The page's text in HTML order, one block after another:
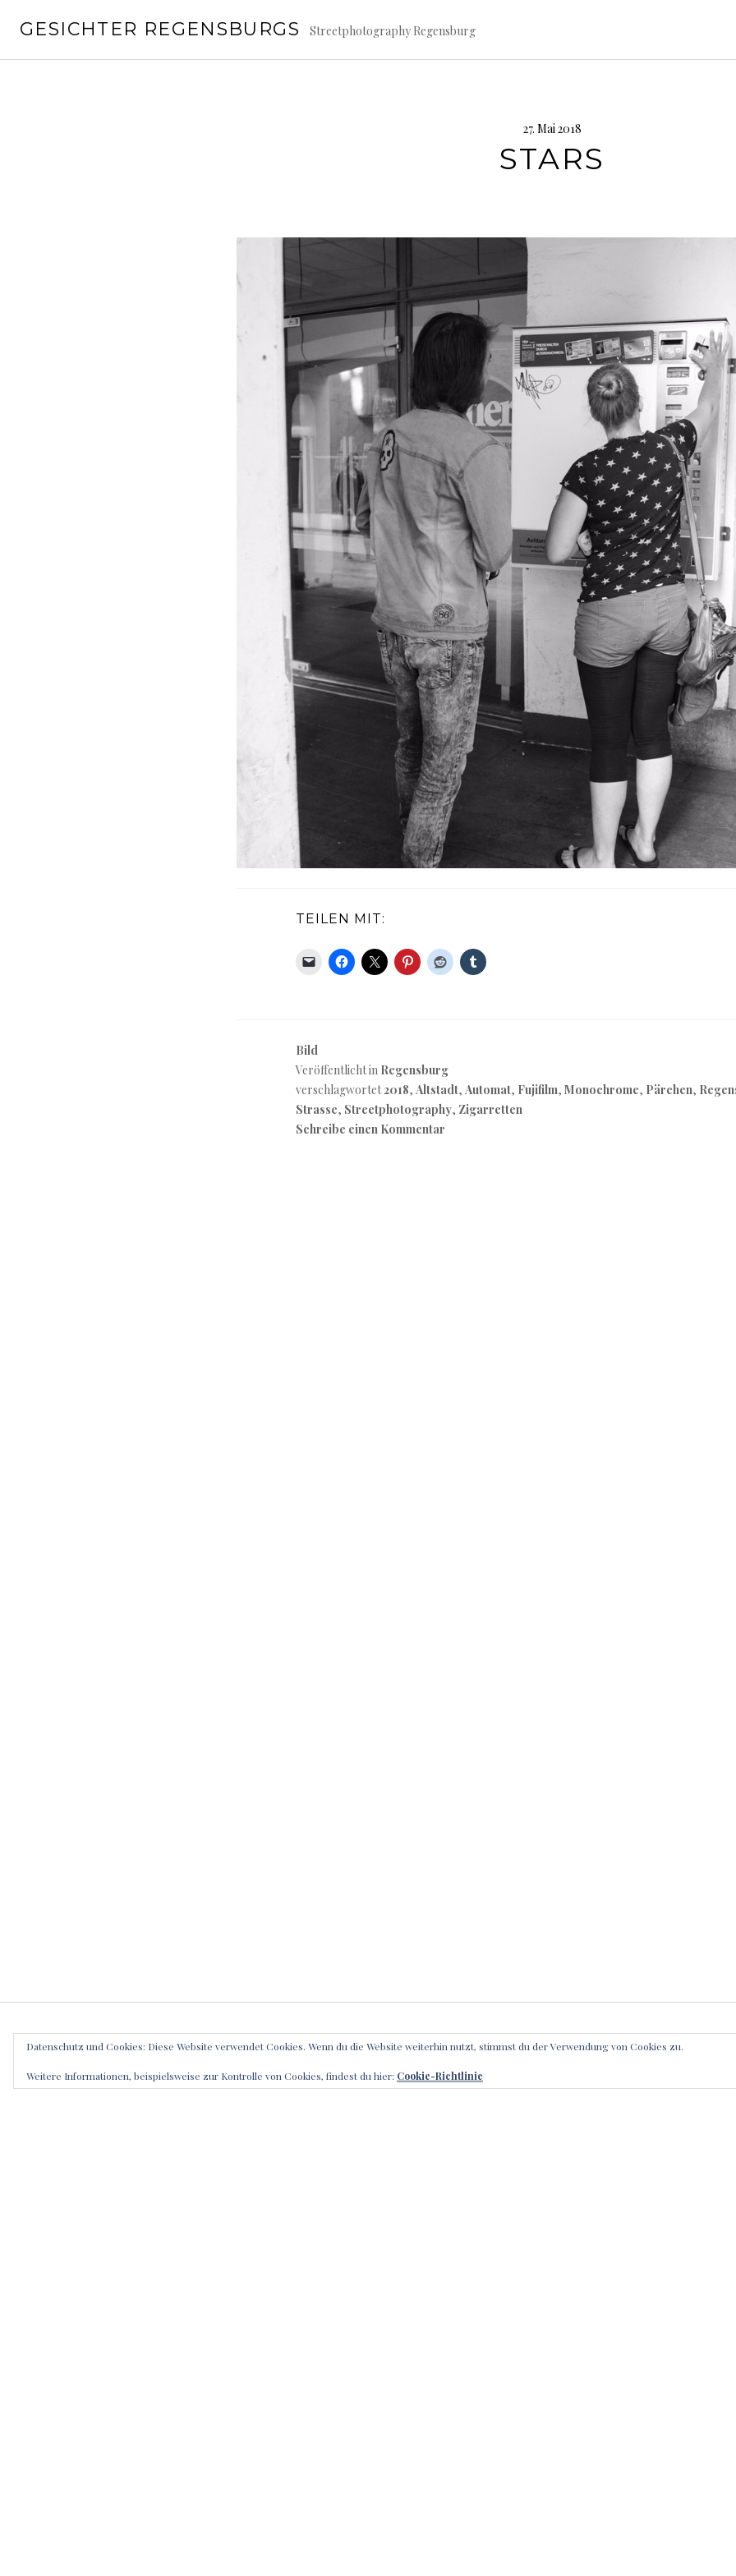
zumGESICHTER REGENSBURGS Streetphotography Regensburg
27. Mai 2018
STARS
TEILEN MIT:
Bild
Veröffentlicht in Regensburg
verschlagwortet2018, Altstadt, Automat, Fujifilm, Monochrome, Pärchen,
Strasse, Streetphotography, Zigarretten
Schreibe einen Kommentar
SCHREIBE EINEN KOMMENTAR
Datenschutz und Cookies: Diese Website verwendet Cookies. Wenn du die Website weiterhin nutzt, stimmst du der Verwendung von Cookies zu.
Weitere Informationen, beispielsweise zur Kontrolle von Cookies, findest du hier: Cookie-Richtlinie